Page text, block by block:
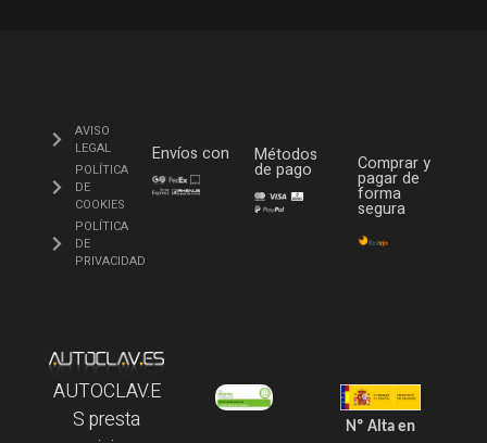
AVISO
LEGAL
POLÍTICA
DE
COOKIES
POLÍTICA
DE
PRIVACIDAD
Envíos con Métodos
de pago Comprar y
pagar de
forma
segura
AUTOCLAV.E
S presta
Nº Alta en